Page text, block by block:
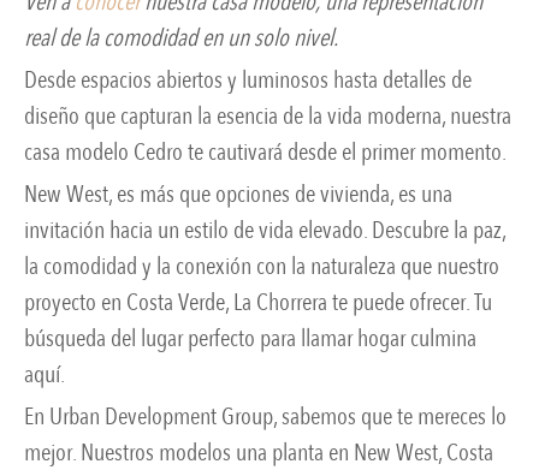
real de la comodidad en un solo nivel.
Desde espacios abiertos y luminosos hasta detalles de
diseño que capturan la esencia de la vida moderna, nuestra
casa modelo Cedro te cautivará desde el primer momento.
New West, es más que opciones de vivienda, es una
invitación hacia un estilo de vida elevado. Descubre la paz,
la comodidad y la conexión con la naturaleza que nuestro
proyecto en Costa Verde, La Chorrera te puede ofrecer. Tu
búsqueda del lugar perfecto para llamar hogar culmina
aquí.
En Urban Development Group, sabemos que te mereces lo
mejor. Nuestros modelos una planta en New West, Costa